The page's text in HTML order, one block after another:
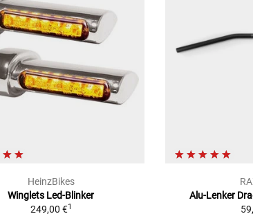
HeinzBikes
Winglets Led-Blinker
249,00 €1
Alu-Lenker